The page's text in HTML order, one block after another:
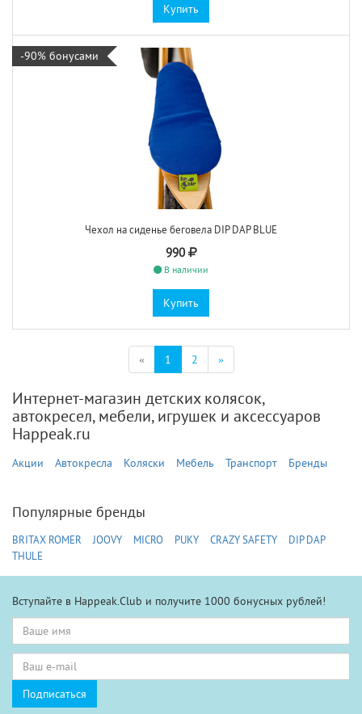
Купить
-90% бонусами
Чехол на сиденье беговела DIP DAP BLUE
990
В наличии
Купить
« 1 (текущая)
2 »
Интернет-магазин детских колясок,
автокресел, мебели, игрушек и аксессуаров
Happeak.ru
Акции Автокресла Коляски Мебель Транспорт Бренды
Популярные бренды
BRITAX ROMER JOOVY MICRO PUKY CRAZY SAFETY
DIP DAP
THULE
Вступайте в Happeak.Club и получите 1000 бонусных рублей!